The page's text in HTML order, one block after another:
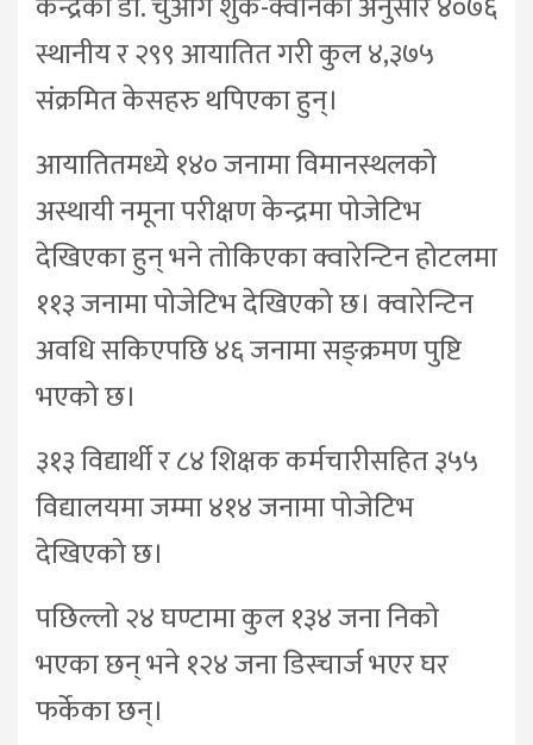
स्थानीय र २९९ आयातित गरी कुल ४,३७५
संक्रमित केसहरु थपिएका हुन्।
आयातितमध्ये १४० जनामा विमानस्थलको
अस्थायी नमूना परीक्षण केन्द्रमा पोजेटिभ
देखिएका हुन् भने तोकिएका क्वारेन्टिन होटलमा
११३ जनामा पोजेटिभ देखिएको छ। क्वारेन्टिन
अवधि सकिएपछि ४६ जनामा सङ्क्रमण पुष्टि
भएको छ।
३१३ विद्यार्थी र ८४ शिक्षक कर्मचारीसहित ३५५
विद्यालयमा जम्मा ४१४ जनामा पोजेटिभ
देखिएको छ।
पछिल्लो २४ घण्टामा कुल १३४ जना निको
भएका छन् भने १२४ जना डिस्चार्ज भएर घर
फर्केका छन्।